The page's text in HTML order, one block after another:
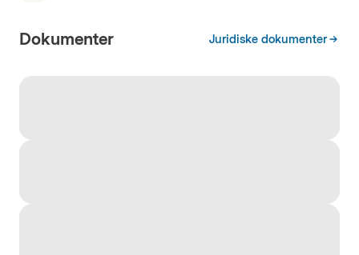
Dokumenter Juridiske dokumenter